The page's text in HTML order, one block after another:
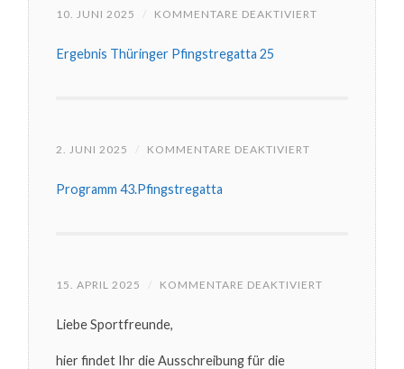
10. JUNI 2025 / KOMMENTARE DEAKTIVIERT
ERGEBNISSE
THÜRINGER
Ergebnis Thüringer Pfingstregatta 25
2. JUNI 2025 / KOMMENTARE DEAKTIVIERT
PROGRAMM
Programm 43.Pfingstregatta
15. APRIL 2025 / KOMMENTARE DEAKTIVIERT
Liebe Sportfreunde,
hier findet Ihr die Ausschreibung für die